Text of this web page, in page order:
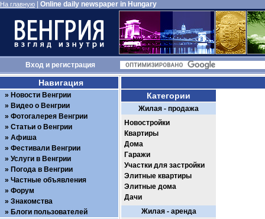
На главную Online daily newspaper in Hungary
Входи регистрация
Категории
Жилая - продажа
Новостройки
Квартиры
Дома
Гаражи
Участки для застройки
Элитные квартиры
Элитные дома
Дачи
Жилая - аренда
Навигация
Новости Венгрии
Видео о Венгрии
Фотогалерея Венгрии
Статьи о Венгрии
Афиша
Фестивали Венгрии
Услуги в Венгрии
Погода в Венгрии
Частные объявления
Форум
Знакомства
Блоги пользователей